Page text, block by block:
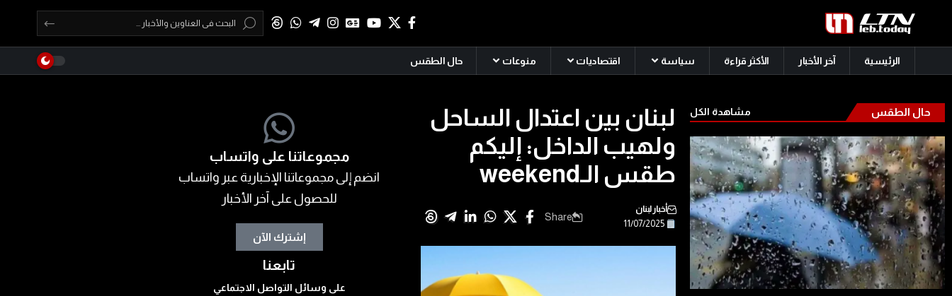
الرئيسية آخر الأخبار الأكثر قراءة سياسة اقتصاديات منوعات حال الطقس
حال الطقس مشاهدة الكل
لبنان بين اعتدال الساحل
ولهيب الداخل: إليكم
طقس الـweekend
11/07/2025
أخبار لبنان
Share
مجموعاتنا على واتساب
انضم إلى مجموعاتنا الإخبارية عبر واتساب
للحصول على آخر الأخبار
إشترك الآن
تابعنا
على وسائل التواصل الاجتماعي